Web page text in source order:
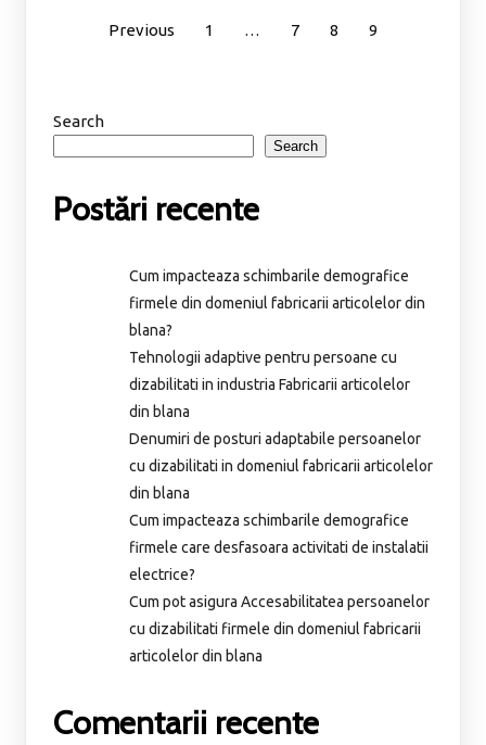
Previous 1 … 7 8 9
Search
Search
Postări recente
Cum impacteaza schimbarile demografice
firmele din domeniul fabricarii articolelor din
blana?
Tehnologii adaptive pentru persoane cu
dizabilitati in industria Fabricarii articolelor
din blana
Denumiri de posturi adaptabile persoanelor
cu dizabilitati in domeniul fabricarii articolelor
din blana
Cum impacteaza schimbarile demografice
firmele care desfasoara activitati de instalatii
electrice?
Cum pot asigura Accesabilitatea persoanelor
cu dizabilitati firmele din domeniul fabricarii
articolelor din blana
Comentarii recente